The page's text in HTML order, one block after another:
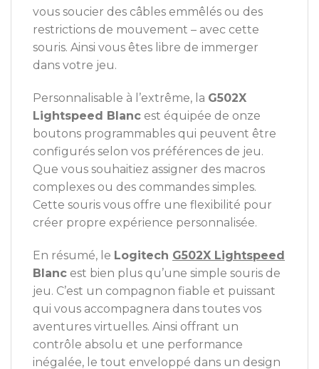
vous soucier des câbles emmêlés ou des
restrictions de mouvement – avec cette
souris. Ainsi vous êtes libre de immerger
dans votre jeu.
Personnalisable à l’extrême, la G502X
Lightspeed Blanc est équipée de onze
boutons programmables qui peuvent être
configurés selon vos préférences de jeu.
Que vous souhaitiez assigner des macros
complexes ou des commandes simples.
Cette souris vous offre une flexibilité pour
créer propre expérience personnalisée.
En résumé, le Logitech G502X Lightspeed
Blanc est bien plus qu’une simple souris de
jeu. C’est un compagnon fiable et puissant
qui vous accompagnera dans toutes vos
aventures virtuelles. Ainsi offrant un
contrôle absolu et une performance
inégalée, le tout enveloppé dans un design